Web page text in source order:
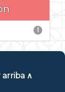
1
arriba ∧